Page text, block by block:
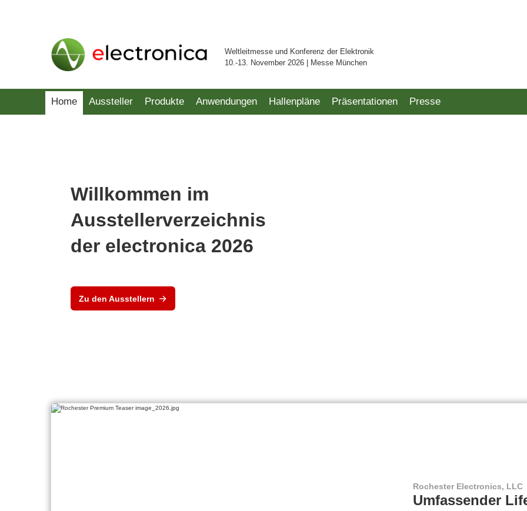
Weltleitmesse und Konferenz der Elektronik
10.-13. November 2026 | Messe München
Home Aussteller Produkte Anwendungen Hallenpläne Präsentationen Presse
Willkommen im
Ausstellerverzeichnis
der electronica 2026
Zu den Ausstellern
Rochester Electronics, LLC
Umfassender